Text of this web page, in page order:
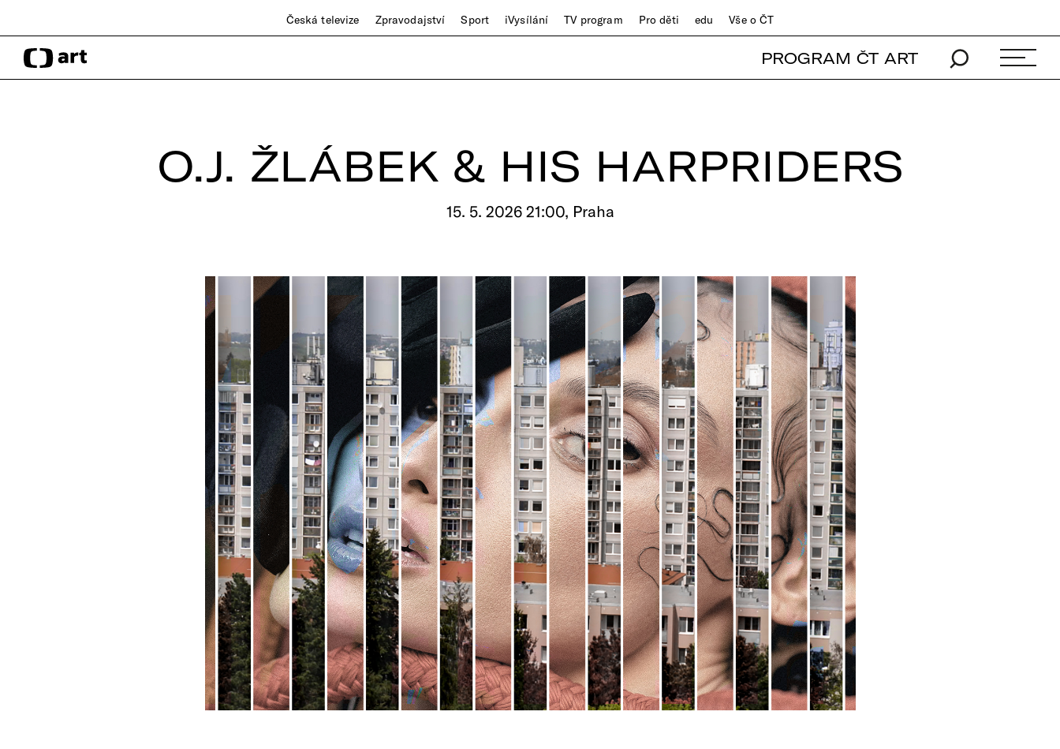
Česká televize Zpravodajství Sport iVysílání TV program Pro děti edu Vše o ČT
PROGRAM ČT ART
O.J. ŽLÁBEK & HIS HARPRIDERS
15. 5. 2026 21:00, Praha